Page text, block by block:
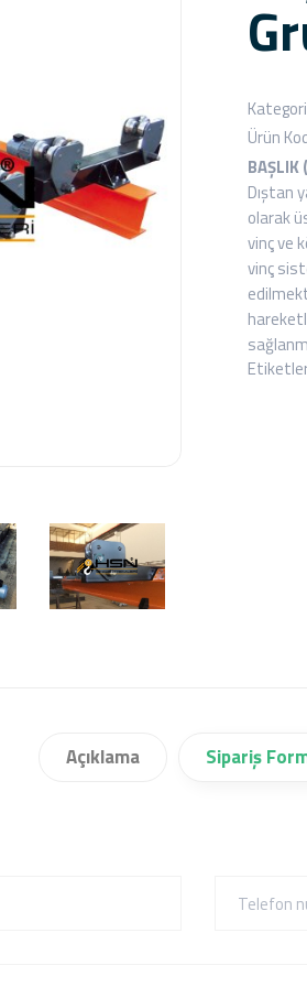
Ürün
BAŞLIK
Dıştan
olarak
vinç ve
vinç
Açıklama Sipariş